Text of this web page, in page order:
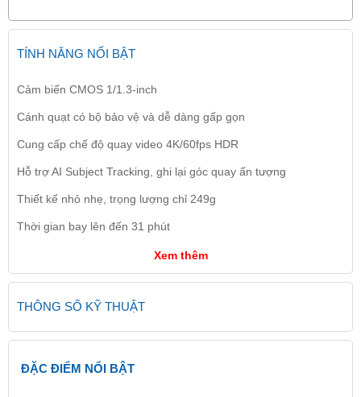
TÍNH NĂNG NỔI BẬT
Cảm biến CMOS 1/1.3-inch
Cánh quạt có bộ bảo vệ và dễ dàng gấp gọn
Cung cấp chế độ quay video 4K/60fps HDR
Hỗ trợ AI Subject Tracking, ghi lại góc quay ấn tượng
Thiết kế nhỏ nhẹ, trọng lượng chỉ 249g
Thời gian bay lên đến 31 phút
Xem thêm
THÔNG SỐ KỸ THUẬT
ĐẶC ĐIỂM NỔI BẬT